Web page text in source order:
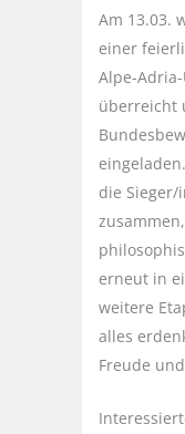
Am 13.03.
einer
Alpe-
überreicht
die
erneut in
weitere
alles
Freude